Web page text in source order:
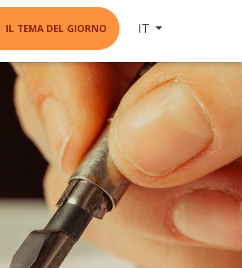
IL TEMA DEL GIORNO Seleziona la tua
IT